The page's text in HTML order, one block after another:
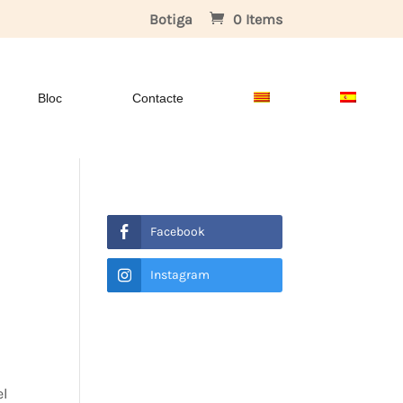
Botiga 0 Items
Bloc Contacte
Facebook
Instagram